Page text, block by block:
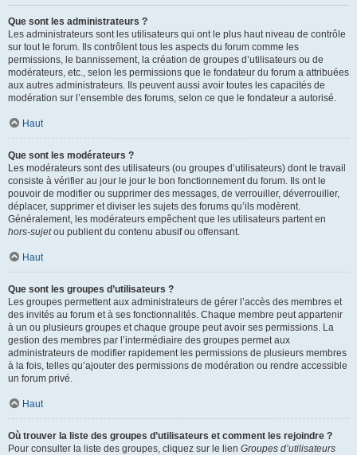
Que sont les administrateurs ?
Les administrateurs sont les utilisateurs qui ont le plus haut niveau de contrôle
sur tout le forum. Ils contrôlent tous les aspects du forum comme les
permissions, le bannissement, la création de groupes d’utilisateurs ou de
modérateurs, etc., selon les permissions que le fondateur du forum a attribuées
aux autres administrateurs. Ils peuvent aussi avoir toutes les capacités de
modération sur l’ensemble des forums, selon ce que le fondateur a autorisé.
Haut
Que sont les modérateurs ?
Les modérateurs sont des utilisateurs (ou groupes d’utilisateurs) dont le travail
consiste à vérifier au jour le jour le bon fonctionnement du forum. Ils ont le
pouvoir de modifier ou supprimer des messages, de verrouiller, déverrouiller,
déplacer, supprimer et diviser les sujets des forums qu’ils modèrent.
Généralement, les modérateurs empêchent que les utilisateurs partent en
hors-sujetou publient du contenu abusif ou offensant.
Haut
Que sont les groupes d’utilisateurs ?
Les groupes permettent aux administrateurs de gérer l’accès des membres et
des invités au forum et à ses fonctionnalités. Chaque membre peut appartenir
à un ou plusieurs groupes et chaque groupe peut avoir ses permissions. La
gestion des membres par l’intermédiaire des groupes permet aux
administrateurs de modifier rapidement les permissions de plusieurs membres
à la fois, telles qu’ajouter des permissions de modération ou rendre accessible
un forum privé.
Haut
Où trouver la liste des groupes d’utilisateurs et comment les rejoindre ?
Pour consulter la liste des groupes, cliquez sur le lien Groupes d’utilisateurs